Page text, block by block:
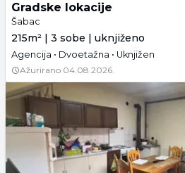
Gradske lokacije
Šabac
215m² | 3 sobe | uknjiženo
Agencija • Dvoetažna • Uknjižen
Ažurirano 04.08.2026.